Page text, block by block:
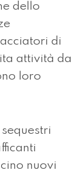
dello
di
attività da
loro
nuovi